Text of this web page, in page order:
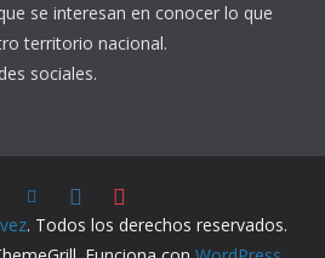
se interesan en conocer lo que
territorio nacional.
sociales.
. Todos los derechos reservados.